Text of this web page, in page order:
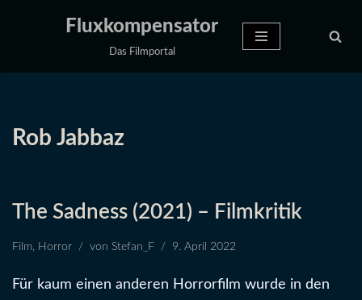
Fluxkompensator
Das Filmportal
Rob Jabbaz
The Sadness (2021) – Filmkritik
Film, Horror von Stefan_F 9. April 2022
Für kaum einen anderen Horrorfilm wurde in den